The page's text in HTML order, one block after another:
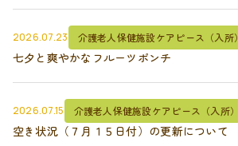
2026.07.23 介護老人保健施設ケアピース（入所）
七夕と爽やかなフルーツポンチ
2026.07.15 介護老人保健施設ケアピース（入所）
空き状況（７月１５日付）の更新について